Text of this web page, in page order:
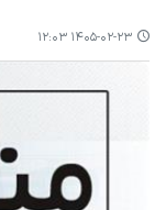
۱۴۰۵-۰۲-۲۳ ۱۲:۰۳